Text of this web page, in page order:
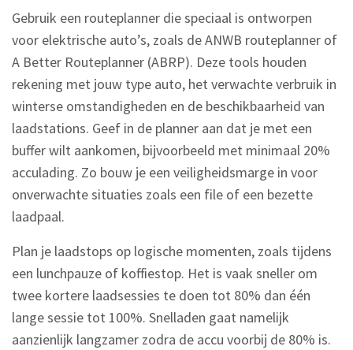
Gebruik een routeplanner die speciaal is ontworpen
voor elektrische auto’s, zoals de ANWB routeplanner of
A Better Routeplanner (ABRP). Deze tools houden
rekening met jouw type auto, het verwachte verbruik in
winterse omstandigheden en de beschikbaarheid van
laadstations. Geef in de planner aan dat je met een
buffer wilt aankomen, bijvoorbeeld met minimaal 20%
acculading. Zo bouw je een veiligheidsmarge in voor
onverwachte situaties zoals een file of een bezette
laadpaal.
Plan je laadstops op logische momenten, zoals tijdens
een lunchpauze of koffiestop. Het is vaak sneller om
twee kortere laadsessies te doen tot 80% dan één
lange sessie tot 100%. Snelladen gaat namelijk
aanzienlijk langzamer zodra de accu voorbij de 80% is.